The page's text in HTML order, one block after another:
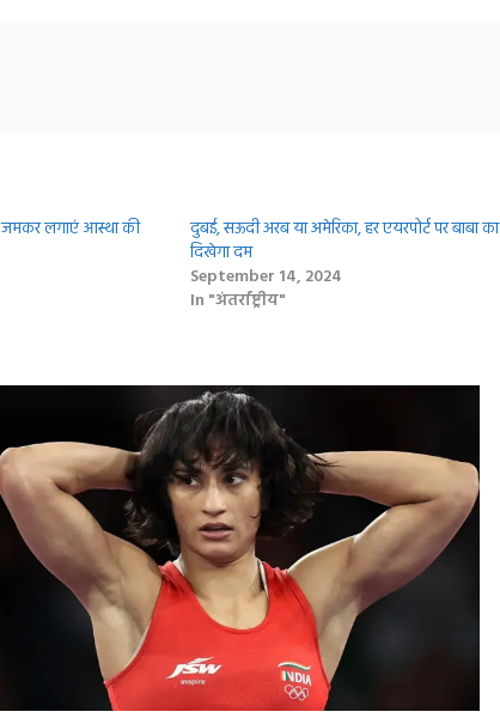
लगाएं आस्था की
दुबई, सऊदी अरब या अमेरिका, हर एयरपोर्ट पर बाबा का
दिखेगा दम
September 14, 2024
In "अंतर्राष्ट्रीय"